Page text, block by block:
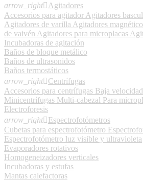
arrow_right Agitadores
Accesorios para agitador Agitadores
Agitadores de varilla Agitadores
de vaivén Agitadores para microplacas
Incubadoras de agitación
Baños de bloque metálico
Baños de ultrasonidos
Baños termostáticos
arrow_right Centrífugas
Accesorios para centrífugas Baja velocidad
Minicentrífugas Multi-cabezal Para
Electroforesis
arrow_right Espectrofotómetros
Cubetas para espectrofotómetro
Espectrofotómetro luz visible y ultravioleta
Evaporadores rotativos
Homogeneizadores verticales
Incubadoras y estufas
Mantas calefactoras